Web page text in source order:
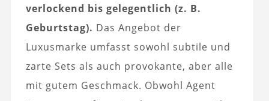
verlockend bis gelegentlich (z. B.
Geburtstag). Das Angebot der
Luxusmarke umfasst sowohl subtile und
zarte Sets als auch provokante, aber alle
mit gutem Geschmack. Obwohl Agent